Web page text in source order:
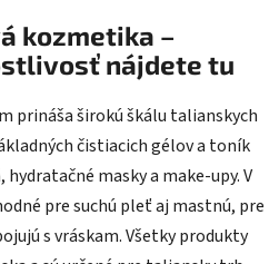
kozmetika –
nájdete tu
prináša širokú škálu talianskych
čistiacich gélov a toník
masky a make-upy. V
pre suchú pleť aj mastnú, pre
s vráskam. Všetky produkty